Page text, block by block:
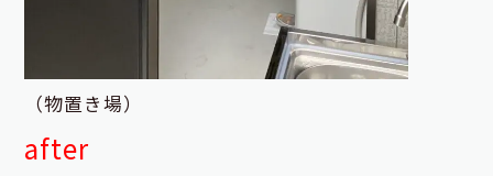
（物置き場）
after